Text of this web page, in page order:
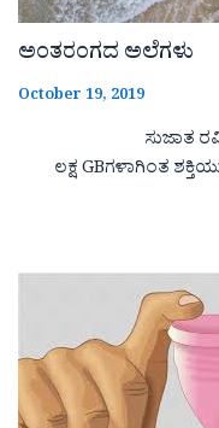
ಅಂತರಂಗದ ಅಲೆಗಳು
October 19, 2019
ಸುಜಾತ ರವೀಶ್
ಲಕ್ಷ GBಗಳಾಗಿಂತ